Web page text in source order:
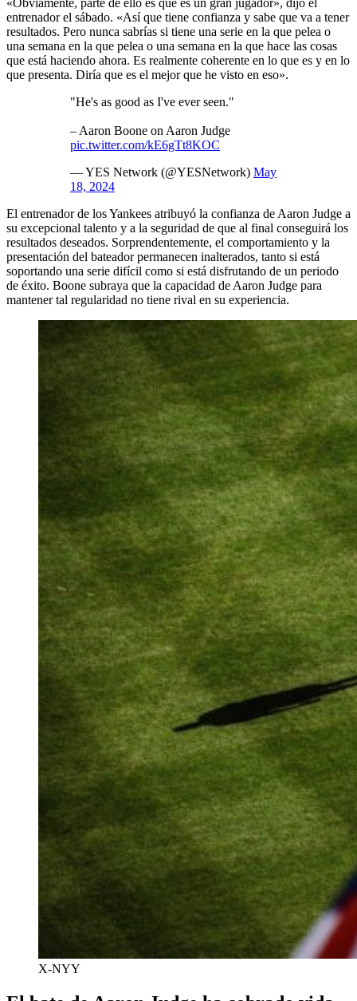
«Obviamente, parte de ello es que es un gran jugador», dijo el
entrenador el sábado. «Así que tiene confianza y sabe que va a tener
resultados. Pero nunca sabrías si tiene una serie en la que pelea o
una semana en la que pelea o una semana en la que hace las cosas
que está haciendo ahora. Es realmente coherente en lo que es y en lo
que presenta. Diría que es el mejor que he visto en eso».
"He's as good as I've ever seen."
– Aaron Boone on Aaron Judge
pic.twitter.com/kE6gTt8KOC
— YES Network (@YESNetwork) May
18, 2024
El entrenador de los Yankees atribuyó la confianza de Aaron Judge a
su excepcional talento y a la seguridad de que al final conseguirá los
resultados deseados. Sorprendentemente, el comportamiento y la
presentación del bateador permanecen inalterados, tanto si está
soportando una serie difícil como si está disfrutando de un periodo
de éxito. Boone subraya que la capacidad de Aaron Judge para
mantener tal regularidad no tiene rival en su experiencia.
X-NYY